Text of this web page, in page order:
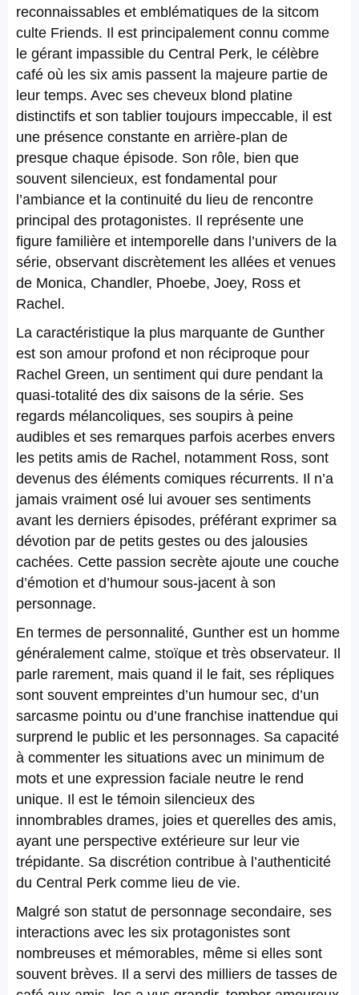
reconnaissables et emblématiques de la sitcom
culte Friends. Il est principalement connu comme
le gérant impassible du Central Perk, le célèbre
café où les six amis passent la majeure partie de
leur temps. Avec ses cheveux blond platine
distinctifs et son tablier toujours impeccable, il est
une présence constante en arrière-plan de
presque chaque épisode. Son rôle, bien que
souvent silencieux, est fondamental pour
l’ambiance et la continuité du lieu de rencontre
principal des protagonistes. Il représente une
figure familière et intemporelle dans l’univers de la
série, observant discrètement les allées et venues
de Monica, Chandler, Phoebe, Joey, Ross et
Rachel.
La caractéristique la plus marquante de Gunther
est son amour profond et non réciproque pour
Rachel Green, un sentiment qui dure pendant la
quasi-totalité des dix saisons de la série. Ses
regards mélancoliques, ses soupirs à peine
audibles et ses remarques parfois acerbes envers
les petits amis de Rachel, notamment Ross, sont
devenus des éléments comiques récurrents. Il n’a
jamais vraiment osé lui avouer ses sentiments
avant les derniers épisodes, préférant exprimer sa
dévotion par de petits gestes ou des jalousies
cachées. Cette passion secrète ajoute une couche
d’émotion et d’humour sous-jacent à son
personnage.
En termes de personnalité, Gunther est un homme
généralement calme, stoïque et très observateur. Il
parle rarement, mais quand il le fait, ses répliques
sont souvent empreintes d’un humour sec, d’un
sarcasme pointu ou d’une franchise inattendue qui
surprend le public et les personnages. Sa capacité
à commenter les situations avec un minimum de
mots et une expression faciale neutre le rend
unique. Il est le témoin silencieux des
innombrables drames, joies et querelles des amis,
ayant une perspective extérieure sur leur vie
trépidante. Sa discrétion contribue à l’authenticité
du Central Perk comme lieu de vie.
Malgré son statut de personnage secondaire, ses
interactions avec les six protagonistes sont
nombreuses et mémorables, même si elles sont
souvent brèves. Il a servi des milliers de tasses de